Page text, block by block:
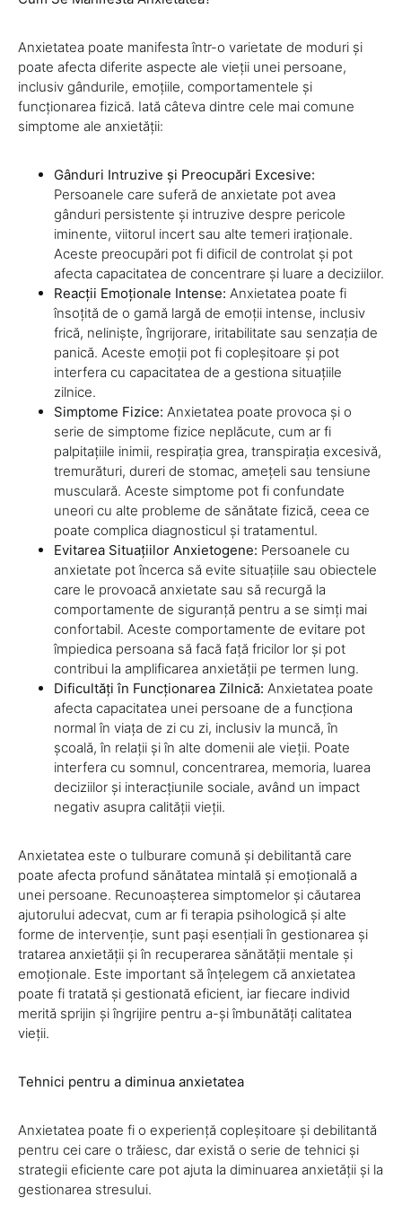
Anxietatea poate manifesta într-o varietate de moduri și
poate afecta diferite aspecte ale vieții unei persoane,
inclusiv gândurile, emoțiile, comportamentele și
funcționarea fizică. Iată câteva dintre cele mai comune
simptome ale anxietății:
Gânduri Intruzive și Preocupări Excesive:
Persoanele care suferă de anxietate pot avea
gânduri persistente și intruzive despre pericole
iminente, viitorul incert sau alte temeri iraționale.
Aceste preocupări pot fi dificil de controlat și pot
afecta capacitatea de concentrare și luare a deciziilor.
Reacții Emoționale Intense: Anxietatea poate fi
însoțită de o gamă largă de emoții intense, inclusiv
frică, neliniște, îngrijorare, iritabilitate sau senzația de
panică. Aceste emoții pot fi copleșitoare și pot
interfera cu capacitatea de a gestiona situațiile
zilnice.
Simptome Fizice: Anxietatea poate provoca și o
serie de simptome fizice neplăcute, cum ar fi
palpitațiile inimii, respirația grea, transpirația excesivă,
tremurături, dureri de stomac, amețeli sau tensiune
musculară. Aceste simptome pot fi confundate
uneori cu alte probleme de sănătate fizică, ceea ce
poate complica diagnosticul și tratamentul.
Evitarea Situațiilor Anxietogene: Persoanele cu
anxietate pot încerca să evite situațiile sau obiectele
care le provoacă anxietate sau să recurgă la
comportamente de siguranță pentru a se simți mai
confortabil. Aceste comportamente de evitare pot
împiedica persoana să facă față fricilor lor și pot
contribui la amplificarea anxietății pe termen lung.
Dificultăți în Funcționarea Zilnică: Anxietatea poate
afecta capacitatea unei persoane de a funcționa
normal în viața de zi cu zi, inclusiv la muncă, în
școală, în relații și în alte domenii ale vieții. Poate
interfera cu somnul, concentrarea, memoria, luarea
deciziilor și interacțiunile sociale, având un impact
negativ asupra calității vieții.
Anxietatea este o tulburare comună și debilitantă care
poate afecta profund sănătatea mintală și emoțională a
unei persoane. Recunoașterea simptomelor și căutarea
ajutorului adecvat, cum ar fi terapia psihologică și alte
forme de intervenție, sunt pași esențiali în gestionarea și
tratarea anxietății și în recuperarea sănătății mentale și
emoționale. Este important să înțelegem că anxietatea
poate fi tratată și gestionată eficient, iar fiecare individ
merită sprijin și îngrijire pentru a-și îmbunătăți calitatea
vieții.
Tehnici pentru a diminua anxietatea
Anxietatea poate fi o experiență copleșitoare și debilitantă
pentru cei care o trăiesc, dar există o serie de tehnici și
strategii eficiente care pot ajuta la diminuarea anxietății și la
gestionarea stresului.